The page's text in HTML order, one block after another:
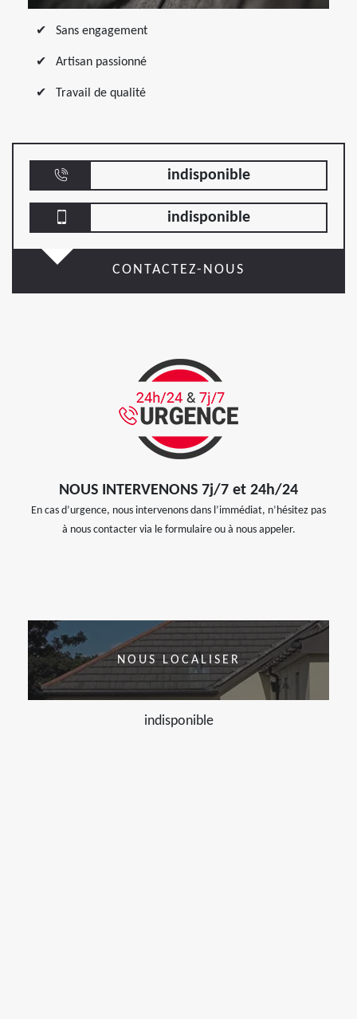
Sans engagement
Artisan passionné
Travail de qualité
indisponible
indisponible
CONTACTEZ-NOUS
NOUS INTERVENONS 7j/7 et 24h/24
En cas d’urgence, nous intervenons dans l’immédiat, n’hésitez pas
à nous contacter via le formulaire ou à nous appeler.
NOUS LOCALISER
indisponible